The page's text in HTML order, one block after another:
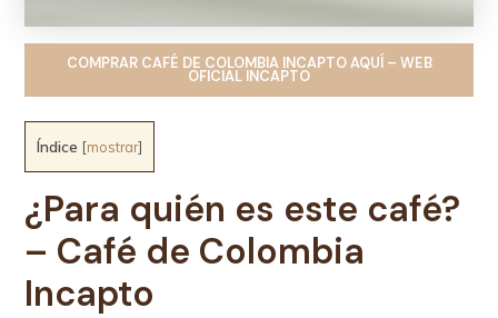
COMPRAR CAFÉ DE COLOMBIA INCAPTO AQUÍ – WEB
OFICIAL INCAPTO
Índice [mostrar]
¿Para quién es este café?
– Café de Colombia
Incapto